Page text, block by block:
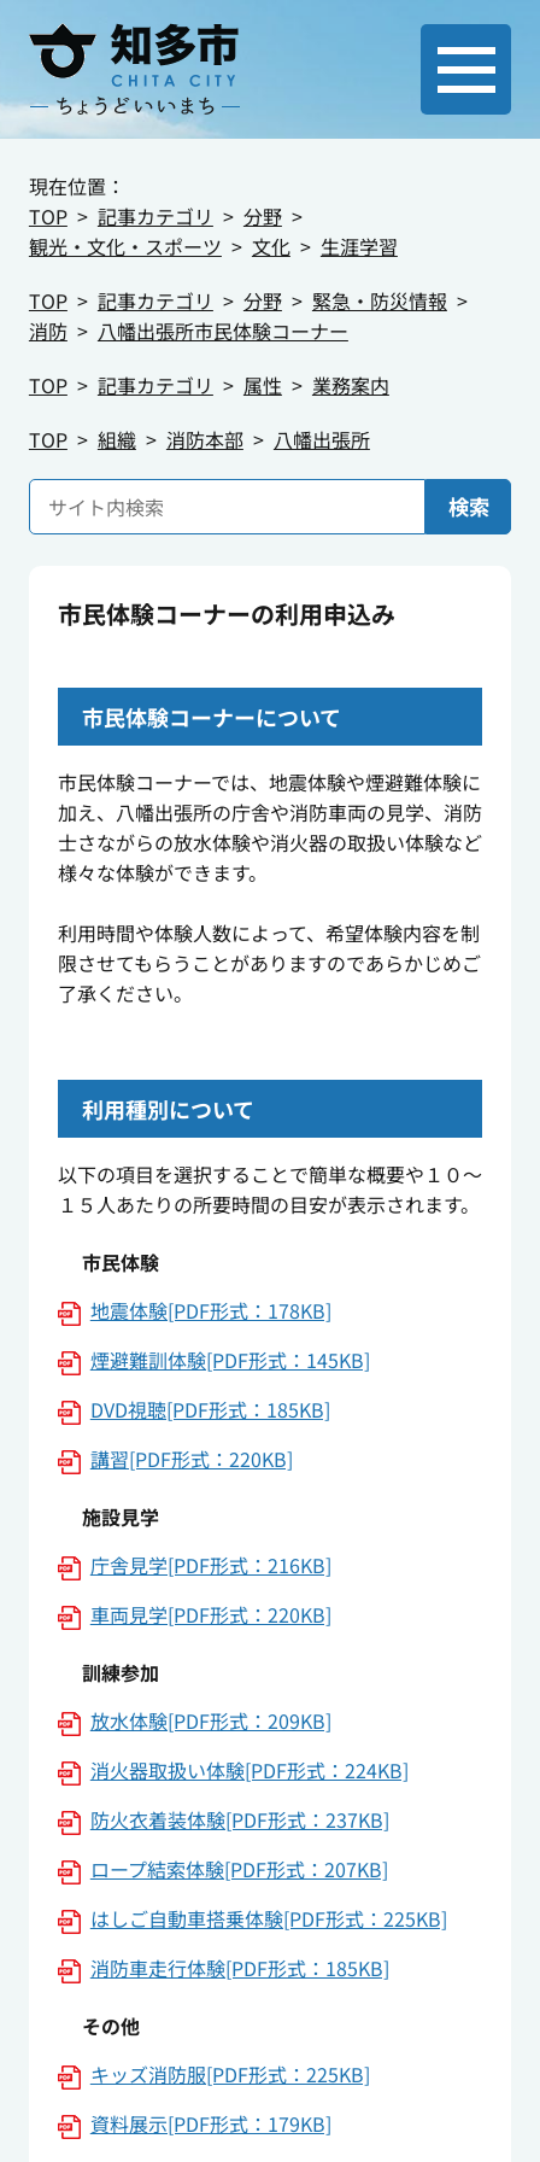
現在位置：
TOP
記事カテゴリ
分野
観光・文化・スポーツ
文化
生涯学習
TOP
記事カテゴリ 分野
緊急・防災情報
消防
八幡出張所市民体験コーナー
TOP
記事カテゴリ 属性
業務案内
TOP
組織 消防本部 八幡出張所
検索
市民体験コーナーの利用申込み
市民体験コーナーについて
市民体験コーナーでは、地震体験や煙避難体験に
加え、八幡出張所の庁舎や消防車両の見学、消防
士さながらの放水体験や消火器の取扱い体験など
様々な体験ができます。
利用時間や体験人数によって、希望体験内容を制
限させてもらうことがありますのであらかじめご
了承ください。
利用種別について
以下の項目を選択することで簡単な概要や１０～
１５人あたりの所要時間の目安が表示されます。
市民体験
地震体験[PDF形式：178KB]
煙避難訓体験[PDF形式：145KB]
DVD視聴[PDF形式：185KB]
講習[PDF形式：220KB]
施設見学
庁舎見学[PDF形式：216KB]
車両見学[PDF形式：220KB]
訓練参加
放水体験[PDF形式：209KB]
消火器取扱い体験[PDF形式：224KB]
防火衣着装体験[PDF形式：237KB]
ロープ結索体験[PDF形式：207KB]
はしご自動車搭乗体験[PDF形式：225KB]
消防車走行体験[PDF形式：185KB]
その他
キッズ消防服[PDF形式：225KB]
資料展示[PDF形式：179KB]